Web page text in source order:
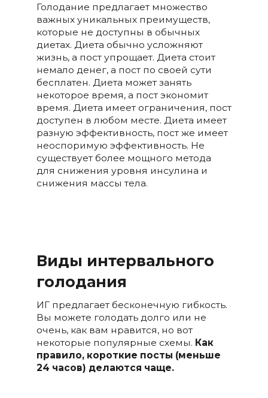
Голодание предлагает множество
важных уникальных преимуществ,
которые не доступны в обычных
диетах. Диета обычно усложняют
жизнь, а пост упрощает. Диета стоит
немало денег, а пост по своей сути
бесплатен. Диета может занять
некоторое время, а пост экономит
время. Диета имеет ограничения, пост
доступен в любом месте. Диета имеет
разную эффективность, пост же имеет
неоспоримую эффективность. Не
существует более мощного метода
для снижения уровня инсулина и
снижения массы тела.
Виды интервального
голодания
ИГ предлагает бесконечную гибкость.
Вы можете голодать долго или не
очень, как вам нравится, но вот
некоторые популярные схемы. Как
правило, короткие посты (меньше
24 часов) делаются чаще.